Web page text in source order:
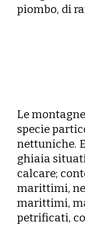
piombo, di
Le
specie
nettuniche.
ghiaia
calcare;
marittimi,
marittimi,
petrificati,